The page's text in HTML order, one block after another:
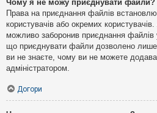
Чому я не можу приєднувати файли?
Права на приєднання файлів
користувачів або окремих
можливо заборонив приєднання
що приєднувати файли дозволено
ви не знаєте, чому ви не можете
адміністратором.
Догори